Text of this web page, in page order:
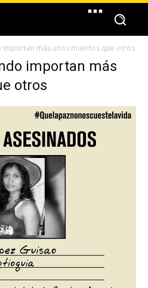
importan más unos muertos que otros
importan más
otros